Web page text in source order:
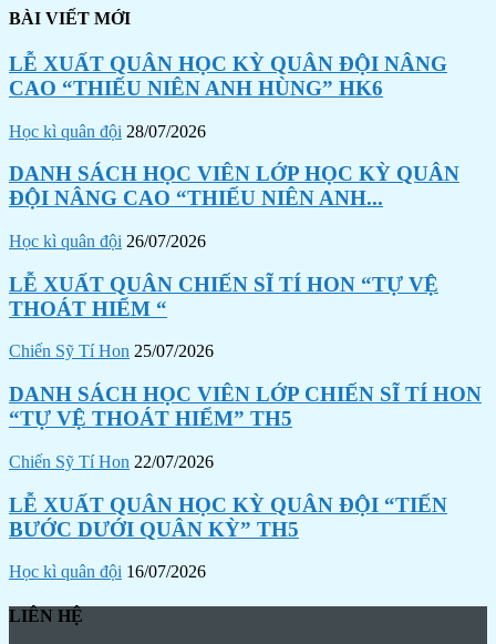
BÀI VIẾT MỚI
LỄ XUẤT QUÂN HỌC KỲ QUÂN ĐỘI NÂNG
CAO “THIẾU NIÊN ANH HÙNG” HK6
Học kì quân đội 28/07/2026
DANH SÁCH HỌC VIÊN LỚP HỌC KỲ QUÂN
ĐỘI NÂNG CAO “THIẾU NIÊN ANH...
Học kì quân đội 26/07/2026
LỄ XUẤT QUÂN CHIẾN SĨ TÍ HON “TỰ VỆ
THOÁT HIỂM “
Chiến Sỹ Tí Hon 25/07/2026
DANH SÁCH HỌC VIÊN LỚP CHIẾN SĨ TÍ HON
“TỰ VỆ THOÁT HIỂM” TH5
Chiến Sỹ Tí Hon 22/07/2026
LỄ XUẤT QUÂN HỌC KỲ QUÂN ĐỘI “TIẾN
BƯỚC DƯỚI QUÂN KỲ” TH5
Học kì quân đội 16/07/2026
LIÊN HỆ